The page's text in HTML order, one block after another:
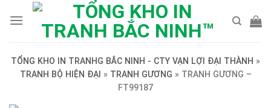
TỔNG KHO IN TRANHG BẮC NINH - CTY VẠN LỢI ĐẠI THÀNH »
TRANH BỘ HIỆN ĐẠI » TRANH GƯƠNG » TRANH GƯƠNG –
FT99187